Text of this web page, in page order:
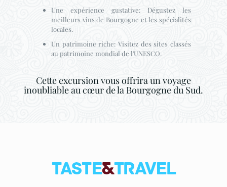
Une expérience gustative: Dégustez les
meilleurs vins de Bourgogne et les spécialités
locales.
Un patrimoine riche: Visitez des sites classés
au patrimoine mondial de l'UNESCO.
Cette excursion vous offrira un voyage
inoubliable au cœur de la Bourgogne du Sud.